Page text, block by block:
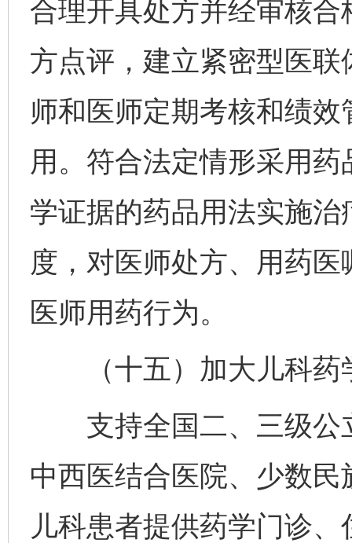
合理开具处方并经审核
方点评，建立紧密型医
师和医师定期考核和绩
用。符合法定情形采用
学证据的药品用法实施
度，对医师处方、用药
医师用药行为。
（十五）加大儿科药
支持全国二、三级公
中西医结合医院、少数
儿科患者提供药学门诊